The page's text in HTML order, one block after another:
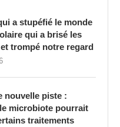
a stupéfié le monde
qui a brisé les
trompé notre regard
nouvelle piste :
microbiote pourrait
traitements